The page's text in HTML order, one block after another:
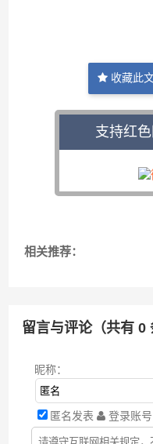
收藏此
支持红
相关推荐：
留言与评论（共有0
昵称：
匿名发表 登录账号